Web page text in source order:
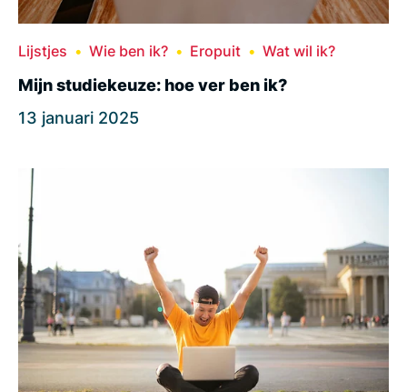
Lijstjes Wie ben ik? Eropuit Wat wil ik?
Mijn studiekeuze: hoe ver ben ik?
13 januari 2025